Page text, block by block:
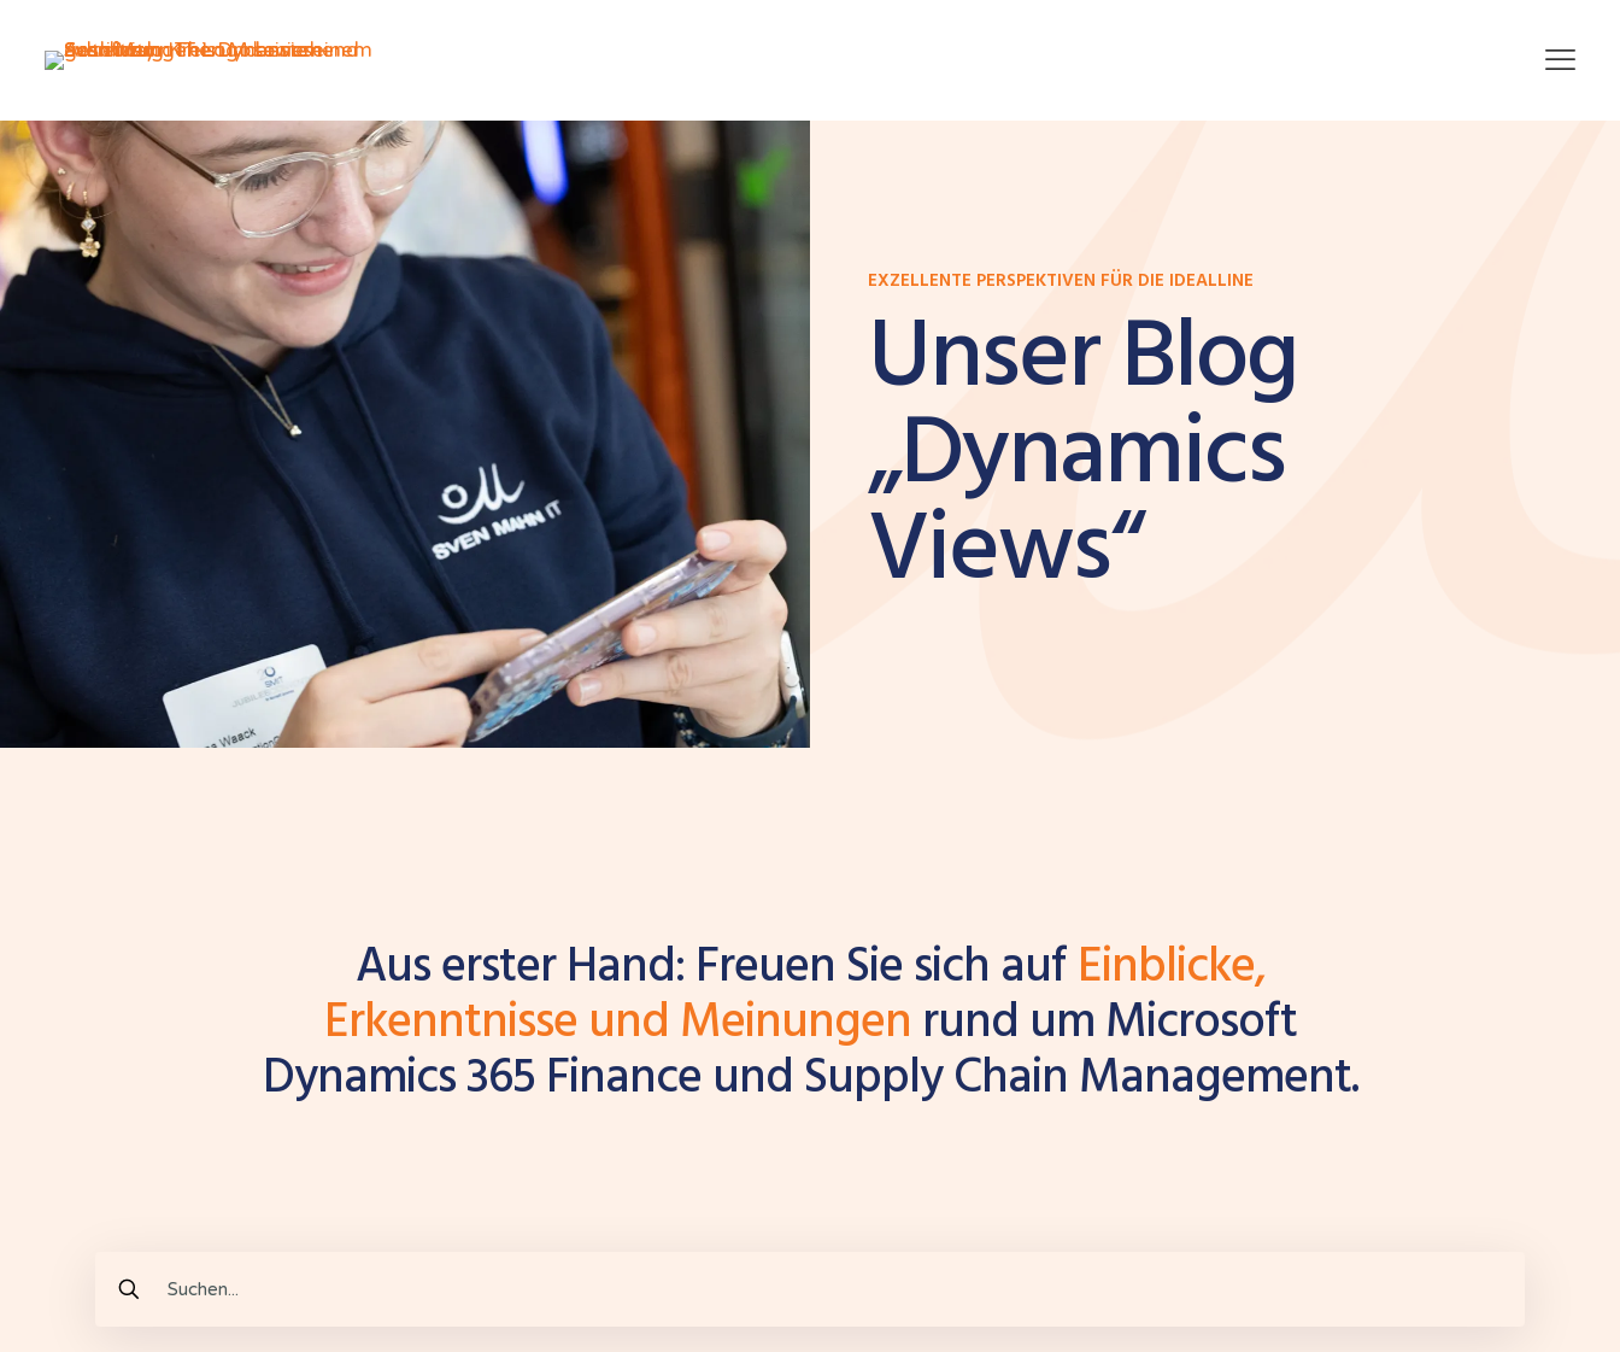
EXZELLENTE PERSPEKTIVEN FÜR DIE IDEALLINE
Unser Blog
„Dynamics
Views“
Aus erster Hand: Freuen Sie sich aufEinblicke,
Erkenntnisse und Meinungen rund um Microsoft
Dynamics 365 Finance und Supply Chain Management.